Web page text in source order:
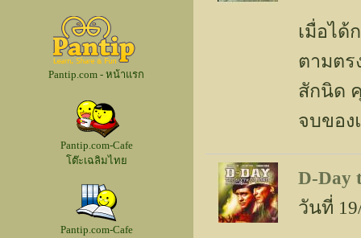
Pantip.com - หน้าแรก
Pantip.com-Cafe
โต๊ะเฉลิมไทย
Pantip.com-Cafe
เมื่อได้
ตามตร
สักนิด
จบของ
D-Day
วันที่